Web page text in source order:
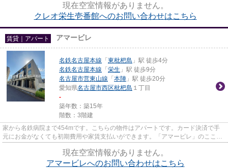
現在空室情報がありません。
クレオ栄生壱番館へのお問い合わせはこちら
賃貸｜アパート アマービレ
名鉄名古屋本線 「 東枇杷島 」駅 徒歩4分
名鉄名古屋本線 「 栄生 」駅 徒歩9分
名古屋市営東山線 「 本陣 」駅 徒歩20分
愛知県名古屋市西区枇杷島 １丁目
-
築年数：築15年
階数：3階建
家から名鉄病院まで454mです。こちらの物件はアパートです。カード決済で手
元にお金がなくても初期費用や家賃支払いができます。「アマービレ」のここが
現在空室情報がありません。
アマービレへのお問い合わせはこちら